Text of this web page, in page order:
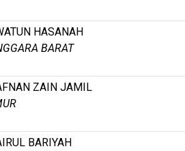
HASANAH
BARAT
ZAIN JAMIL
BARIYAH